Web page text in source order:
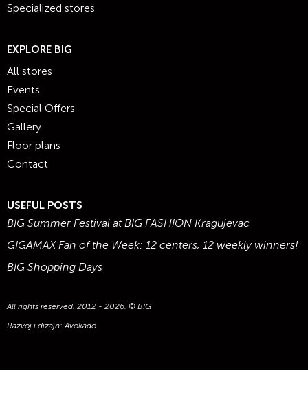
Specialized stores
EXPLORE BIG
All stores
Events
Special Offers
Gallery
Floor plans
Contact
USEFUL POSTS
BIG Summer Festival at BIG FASHION Kragujevac
GIGAMAX Fan of the Week: 12 centers, 12 weekly winners!
BIG Shopping Days
All rights reserved. 2012 - 2026. © BIG
Razvoj i dizajn: Avokado